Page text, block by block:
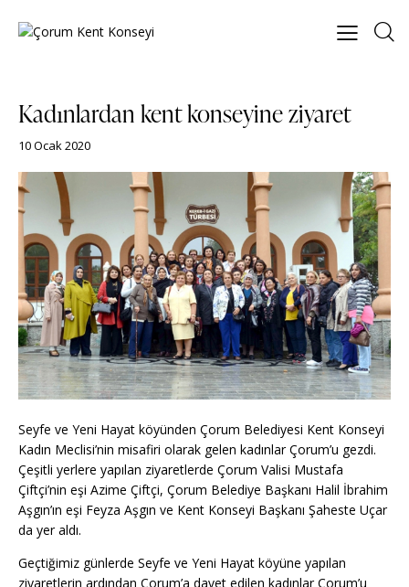
Kadınlardan kent konseyine ziyaret
10 Ocak 2020
Seyfe ve Yeni Hayat köyünden Çorum Belediyesi Kent Konseyi
Kadın Meclisi’nin misafiri olarak gelen kadınlar Çorum’u gezdi.
Çeşitli yerlere yapılan ziyaretlerde Çorum Valisi Mustafa
Çiftçi’nin eşi Azime Çiftçi, Çorum Belediye Başkanı Halil İbrahim
Aşgın’ın eşi Feyza Aşgın ve Kent Konseyi Başkanı Şaheste Uçar
da yer aldı.
Geçtiğimiz günlerde Seyfe ve Yeni Hayat köyüne yapılan
ziyaretlerin ardından Çorum’a davet edilen kadınlar Çorum’u